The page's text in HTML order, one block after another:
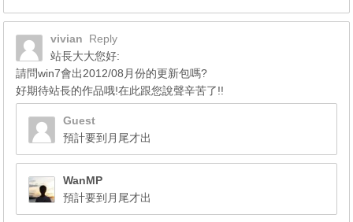
vivian
Reply
站長大大您好:
請問win7會出2012/08月份的更新包嗎?
好期待站長的作品哦!在此跟您說聲辛苦了!!
Guest
預計要到月尾才出
WanMP
預計要到月尾才出